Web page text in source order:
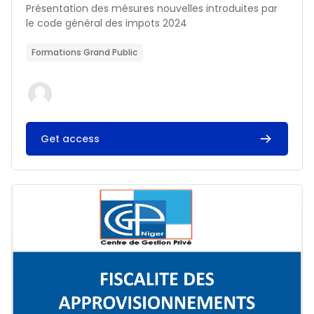
Résumé du cours :
Présentation des mésures nouvelles introduites par
le code général des impots 2024
Formations Grand Public
Get access
Image du cours FISCALITE DES APPROVISIONNEMENTS